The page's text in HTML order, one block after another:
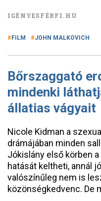
IGÉNYESFÉRFI.HU
FILM JOHN MALKOVICH
Bőrszaggató
mindenki
állatias vágyait
Nicole Kidman a
drámájában minden
Jókislány első körben
hatását keltheti, annál
valószínűleg nem is
közönségkedvenc. De